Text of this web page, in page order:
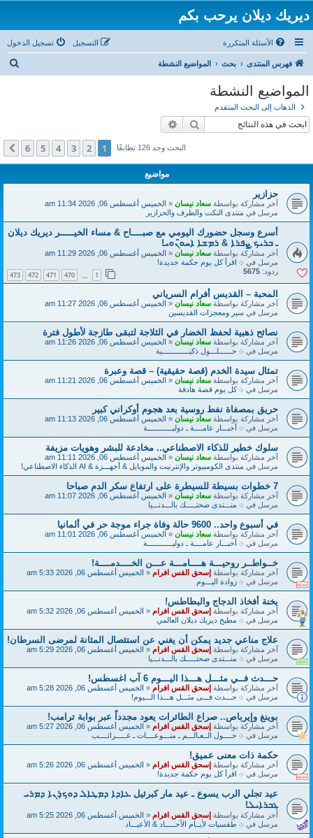
ديريك ديلان يرحب بكم
الأسئلة المتكررة تسجيل الدخول التسجيل
فهرس المنتدى بحث المواضيع النشطة
ب
المواضيع النشطة
الذهاب إلى البحث المتقدم
بحث
البحث وجد 126 تطابقًا 1
2
3
4
5
6 التالي
مواضيع
حزازير
آخر مشاركة بواسطةسعاد نيسان«الخميس أغسطس 06, 2026 11:34 am
مرسل فيمنتدى النكت والطرف والحزازير
أسرع وسجل حضورك اليومي مع صبــــاح & مساء الخيـــــر ديريك ديلان
ـ ܒܪܝܟ̣ ܨܦܪܐ & ܪܡܫܐ ܐܚܘ̈ܢܘܝ!
آخر مشاركة بواسطةسعاد نيسان«الخميس أغسطس 06, 2026 11:29 am
مرسل في܀ اقرأ كل يوم حكمة جديدة!
ردود: 5675
470
471
472
473
المحبة – القديس أفرام السرياني
آخر مشاركة بواسطةسعاد نيسان«الخميس أغسطس 06, 2026 11:27 am
مرسل فيسير ومعجزات القديسين
نصائح ذهبية لحفظ الخضار في الثلاجة لتبقى طازجة لأطول فترة
آخر مشاركة بواسطةسعاد نيسان«الخميس أغسطس 06, 2026 11:26 am
مرسل في܀ حــــــلـــول ذكيـــــــــــــية
تمثال سيدة الخدم (قصة حقيقية) – قصة وعبرة
آخر مشاركة بواسطةسعاد نيسان«الخميس أغسطس 06, 2026 11:21 am
مرسل في܀ كل يوم قصة هادفة
حريق بمصفاة نفط روسية بعد هجوم أوكراني كبير
آخر مشاركة بواسطةسعاد نيسان«الخميس أغسطس 06, 2026 11:13 am
مرسل في܀ أخبـــار عامــــة ـ دوليــــــــــــة
سلوك خطير للذكاء الاصطناعي.. مخادعة للبشر وهويات مزيفة
آخر مشاركة بواسطةسعاد نيسان«الخميس أغسطس 06, 2026 11:11 am
مرسل فيمنتدى الكومبيوتر والإنترنيت والموبايل & أجهـــزة & AI الذكاء الاصطناعي!
7 خطوات بسيطة للسيطرة على ارتفاع سكر الدم صباحا
آخر مشاركة بواسطةسعاد نيسان«الخميس أغسطس 06, 2026 11:07 am
مرسل في܀ منـــتدى صحتـــــك بالـــدنـــيا
في أسبوع واحد.. 9600 حالة وفاة جراء موجة حر في ألمانيا
آخر مشاركة بواسطةسعاد نيسان«الخميس أغسطس 06, 2026 11:01 am
مرسل في܀ أخبـــار عامــــة ـ دوليــــــــــــة
خــواطــر روحيـــة هــــامـــة عـــن الخــــدمــــة!
آخر مشاركة بواسطةإسحق القس افرام«الخميس أغسطس 06, 2026 5:33 am
مرسل في܀ زوادة اليـــوم
يخنة أفخاذ الدجاج والبطاطس!
آخر مشاركة بواسطةإسحق القس افرام«الخميس أغسطس 06, 2026 5:32 am
مرسل في܀ مطبخ ديريك ديلان العالمي
علاج مناعي جديد يمكن أن يغني عن استئصال المثانة لمرضى السرطان!
آخر مشاركة بواسطةإسحق القس افرام«الخميس أغسطس 06, 2026 5:29 am
مرسل في܀ منـــتدى صحتـــــك بالـــدنـــيا
حـــدث فــي مثـــل هـــذا اليـــوم 6 آب اغسطس!
آخر مشاركة بواسطةإسحق القس افرام«الخميس أغسطس 06, 2026 5:28 am
مرسل في܀ حـــدث فـــى مثـــل هـــذا الـــيوم!
بوينغ وإيرباص.. صراع الطائرات يعود مجدداً عبر بوابة ترامب!
آخر مشاركة بواسطةإسحق القس افرام«الخميس أغسطس 06, 2026 5:27 am
مرسل في܀ حــــول الــعـالـــم ـ منـــوعــــات ـ غـــــرائــــب
حكمة ذات معنى عميق!
آخر مشاركة بواسطةإسحق القس افرام«الخميس أغسطس 06, 2026 5:26 am
مرسل في܀ اقرأ كل يوم حكمة جديدة!
عيد تجلي الرب يسوع ـ عيد مار كبرئيل ܥܐܕܐ ܕܡܛܐܠ ܕܘܟ̣ܪܢܐ ܕܡܪܝ
ܓܒܪܐܝܠ!
آخر مشاركة بواسطةإسحق القس افرام«الخميس أغسطس 06, 2026 5:25 am
مرسل في܀ طقسيات لأيــام الآحـــــاد & الأعيـــاد